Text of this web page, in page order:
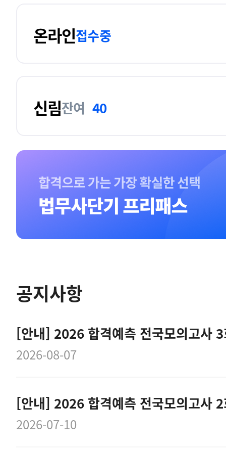
온라인접수중
신림잔여 40
공지사항
[안내] 2026 합격예측 전국모의고사
2026-08-07
[안내] 2026 합격예측 전국모의고사
2026-07-10